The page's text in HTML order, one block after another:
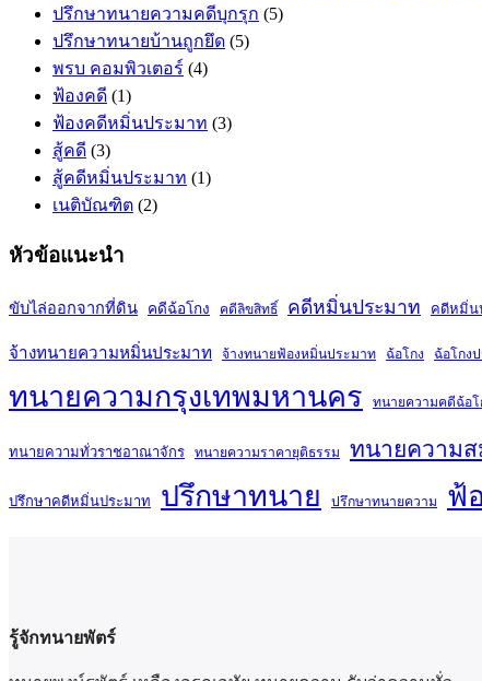
ปรึกษาทนายความคดีบุกรุก (5)
ปรึกษาทนายบ้านถูกยึด (5)
พรบ คอมพิวเตอร์ (4)
ฟ้องคดี (1)
ฟ้องคดีหมิ่นประมาท (3)
สู้คดี (3)
สู้คดีหมิ่นประมาท (1)
เนติบัณฑิต (2)
หัวข้อแนะนำ
ขับไล่ออกจากที่ดิน คดีฉ้อโกง คดีลิขสิทธิ์ คดีหมิ่นประมาท คดีหมิ่น
จ้างทนายความหมิ่นประมาท จ้างทนายฟ้องหมิ่นประมาท ฉ้อโกง ฉ้อโกง
ทนายความกรุงเทพมหานคร ทนายความคดีฉ้อโ
ทนายความทั่วราชอาณาจักร ทนายความราคายุติธรรม ทนายความส
ปรึกษาคดีหมิ่นประมาท ปรึกษาทนาย ปรึกษาทนายความ ฟ้
รู้จักทนายพัตร์